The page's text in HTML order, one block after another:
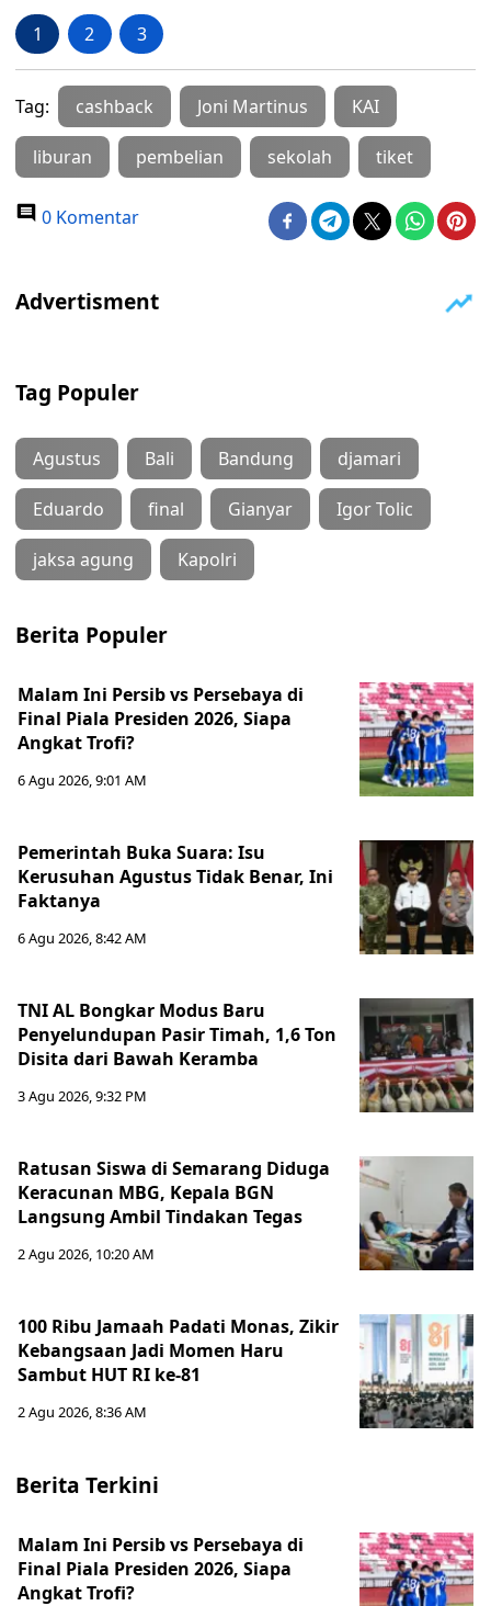
1 2 3
Tag: cashback Joni Martinus KAI
liburan pembelian sekolah tiket
0 Komentar
Tag Populer
Agustus Bali Bandung djamari
Eduardo final Gianyar Igor Tolic
jaksa agung Kapolri
Berita Populer
Malam Ini Persib vs Persebaya di
Final Piala Presiden 2026, Siapa
Angkat Trofi?
6 Agu 2026, 9:01 AM
Pemerintah Buka Suara: Isu
Kerusuhan Agustus Tidak Benar, Ini
Faktanya
6 Agu 2026, 8:42 AM
TNI AL Bongkar Modus Baru
Penyelundupan Pasir Timah, 1,6 Ton
Disita dari Bawah Keramba
3 Agu 2026, 9:32 PM
Ratusan Siswa di Semarang Diduga
Keracunan MBG, Kepala BGN
Langsung Ambil Tindakan Tegas
2 Agu 2026, 10:20 AM
100 Ribu Jamaah Padati Monas, Zikir
Kebangsaan Jadi Momen Haru
Sambut HUT RI ke-81
2 Agu 2026, 8:36 AM
Berita Terkini
Malam Ini Persib vs Persebaya di
Final Piala Presiden 2026, Siapa
Angkat Trofi?